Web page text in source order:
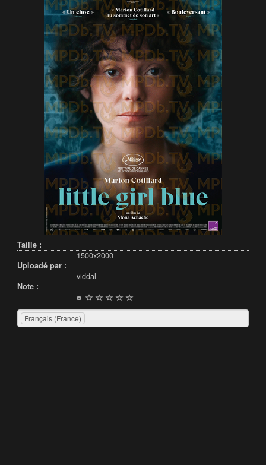
Taille :
1500x2000
Uploadé par :
viddal
Note :
Français (France)